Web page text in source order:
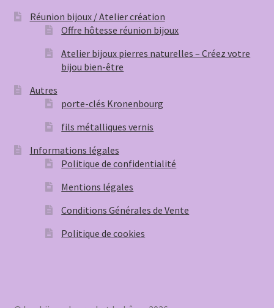
Réunion bijoux / Atelier création
Offre hôtesse réunion bijoux
Atelier bijoux pierres naturelles – Créez votre
bijou bien-être
Autres
porte-clés Kronenbourg
fils métalliques vernis
Informations légales
Politique de confidentialité
Mentions légales
Conditions Générales de Vente
Politique de cookies